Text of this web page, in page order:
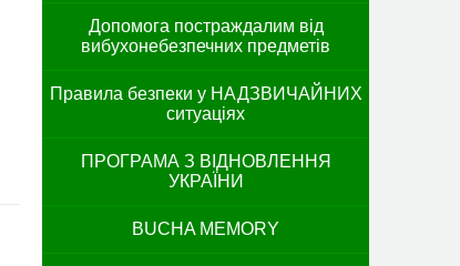
Допомога постраждалим від
вибухонебезпечних предметів
Правила безпеки у НАДЗВИЧАЙНИХ
ситуаціях
ПРОГРАМА З ВІДНОВЛЕННЯ
УКРАЇНИ
BUCHA MEMORY